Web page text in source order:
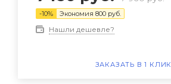
-10% Экономия 800 руб.
Нашли дешевле?
ЗАКАЗАТЬ В 1 КЛИК